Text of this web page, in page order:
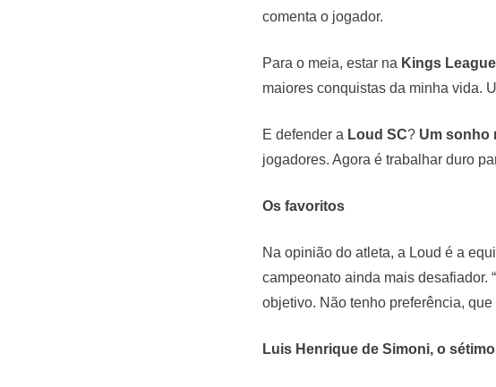
comenta o jogador.
Para o meia, estar na Kings League
maiores conquistas da minha vida.
E defender a Loud SC? Um sonho
jogadores. Agora é trabalhar duro
Os favoritos
Na opinião do atleta, a Loud é a
campeonato ainda mais desafiador.
objetivo. Não tenho preferência,
Luis Henrique de Simoni, o